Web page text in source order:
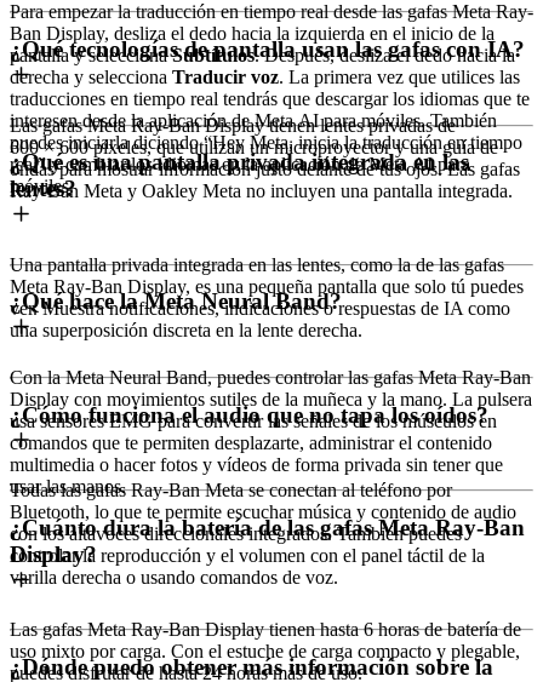
Para empezar la traducción en tiempo real desde las gafas Meta Ray-
Ban Display, desliza el dedo hacia la izquierda en el inicio de la
pantalla y seleccionaSubtítulos. Después, desliza el dedo hacia la
derecha y selecciona Traducir voz. La primera vez que utilices las
traducciones en tiempo real tendrás que descargar los idiomas que te
interesen desde la aplicación de Meta AI para móviles. También
puedes iniciarla diciendo “Hey Meta, inicia la traducción en tiempo
real” y cambiar los idiomas en la aplicación de Meta AI para
móviles.
¿Qué tecnologías de pantalla usan las gafas con IA?
Las gafas Meta Ray-Ban Display tienen lentes privadas de
600 × 600 píxeles, que utilizan un microproyector y una guía de
ondas para mostrar información justo delante de tus ojos. Las gafas
Ray-Ban Meta y Oakley Meta no incluyen una pantalla integrada.
¿Qué es una pantalla privada integrada en las
lentes?
Una pantalla privada integrada en las lentes, como la de las gafas
Meta Ray-Ban Display, es una pequeña pantalla que solo tú puedes
ver. Muestra notificaciones, indicaciones o respuestas de IA como
una superposición discreta en la lente derecha.
¿Qué hace la Meta Neural Band?
Con la Meta Neural Band, puedes controlar las gafas Meta Ray-Ban
Display con movimientos sutiles de la muñeca y la mano. La pulsera
usa sensores EMG para convertir las señales de los músculos en
comandos que te permiten desplazarte, administrar el contenido
multimedia o hacer fotos y vídeos de forma privada sin tener que
usar las manos.
¿Cómo funciona el audio que no tapa los oídos?
Todas las gafas Ray-Ban Meta se conectan al teléfono por
Bluetooth, lo que te permite escuchar música y contenido de audio
con los altavoces direccionales integrados. También puedes
controlar la reproducción y el volumen con el panel táctil de la
varilla derecha o usando comandos de voz.
¿Cuánto dura la batería de las gafas Meta Ray-Ban
Display?
Las gafas Meta Ray-Ban Display tienen hasta 6 horas de batería de
uso mixto por carga. Con el estuche de carga compacto y plegable,
puedes disfrutar de hasta 24 horas más de uso.
¿Dónde puedo obtener más información sobre la